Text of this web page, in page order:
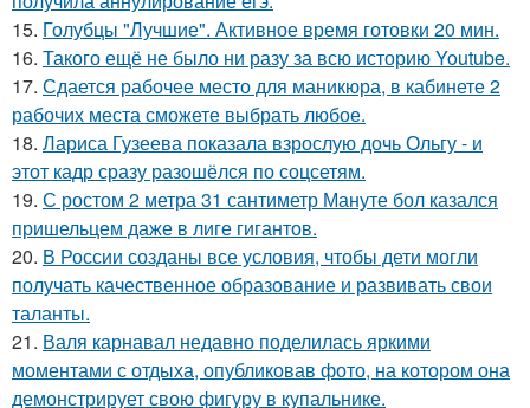
15. Голубцы "Лучшие". Активное время готовки 20 мин.
16. Такого ещё не было ни разу за всю историю Youtube.
17. Сдается рабочее место для маникюра, в кабинете 2
рабочих места сможете выбрать любое.
18. Лариса Гузеева показала взрослую дочь Ольгу - и
этот кадр сразу разошёлся по соцсетям.
19. С ростом 2 метра 31 сантиметр Мануте бол казался
пришельцем даже в лиге гигантов.
20. В России созданы все условия, чтобы дети могли
получать качественное образование и развивать свои
таланты.
21. Валя карнавал недавно поделилась яркими
моментами с отдыха, опубликовав фото, на котором она
демонстрирует свою фигуру в купальнике.